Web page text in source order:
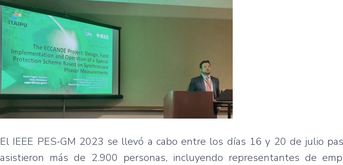
El IEEE PES-GM 2023 se llevó a cabo entre los días 16 y 20 de julio
asistieron más de 2.900 personas, incluyendo representantes de